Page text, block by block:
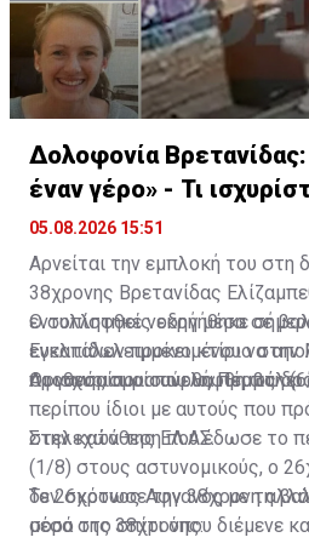
Δολοφονία
έναν γέρο» - Τι
05.08.2026 15:51
Αρνείται την εμπλοκή του στη
38χρονης Βρετανίδας
εντοπίστηκε νεκρή μέσα σε
εγκαταλελειμμένο κτίριο
Αφγανός που συνελήφθη ως
Ο συλληφθείς οδηγήθηκε
Ευελπίδων προκειμένου να
προθεσμία για αύριο, Πέμπτη
Οι ισχυρισμοί που θα προβάλει
περίπου ίδιοι με αυτούς που
στελεχών της ΕΛ.ΑΣ.
Στην κατάθεση που έδωσε το
(1/8) στους αστυνομικούς, ο
δεν σκότωσε την 38χρονη
μέσα στο σπίτι όπου διέμενε
Το 26χρονος Αφγανός με τη
σορό της 38χρονης: